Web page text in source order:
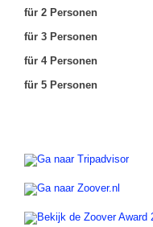
für 2 Personen
für 3 Personen
für 4 Personen
für 5 Personen